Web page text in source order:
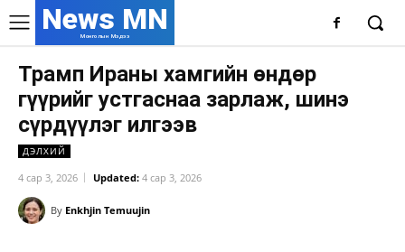
News MN
Монголын Мэдээ
Трамп Ираны хамгийн өндөр
гүүрийг устгаснаа зарлаж, шинэ
сүрдүүлэг илгээв
ДЭЛХИЙ
4 сар 3, 2026 Updated: 4 сар 3, 2026
By Enkhjin Temuujin